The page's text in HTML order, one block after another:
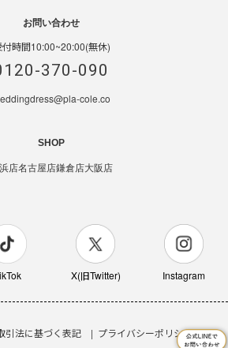
お問い合わせ
付時間10:00~20:00(無休)
370-090
cole.co
SHOP
店名古屋店鎌倉店大阪店
X(旧Twitter) Instagram
引法に基づく表記 プライバシーポリシー